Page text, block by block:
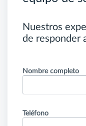
Nuestros
de responder
Nombre completo
Teléfono